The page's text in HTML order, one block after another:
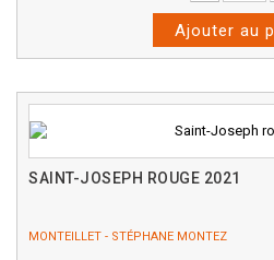
Ajouter au
SAINT-JOSEPH ROUGE 2021
MONTEILLET - STÉPHANE MONTEZ